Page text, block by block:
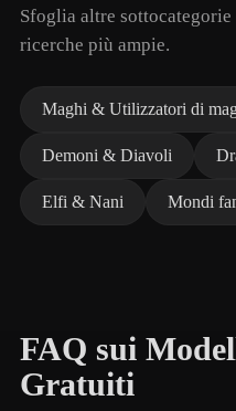
Sfoglia altre
ricerche più ampie.
Maghi & Utilizzatori di
Demoni & Diavoli
Elfi & Nani Mondi
FAQ sui
Gratuiti